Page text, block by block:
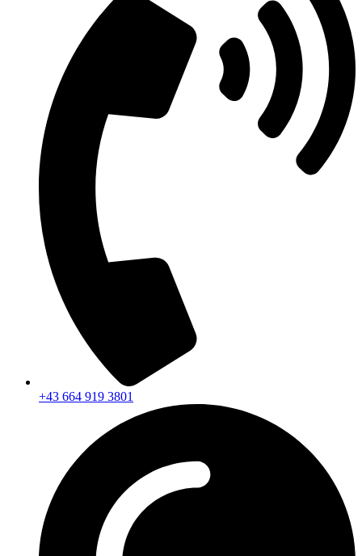
+43 664 919 3801